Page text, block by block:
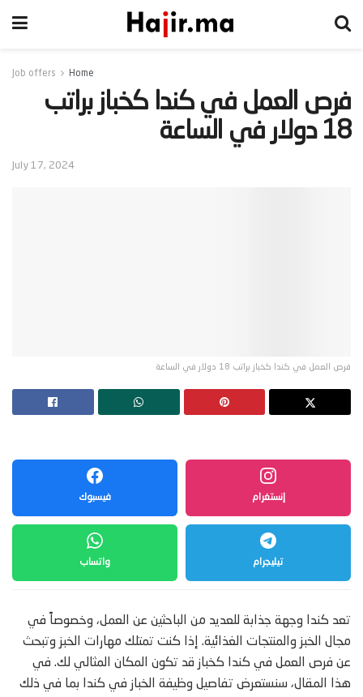
Home
Job offers
‫فرص العمل في كندا كخباز براتب
18 دولار في الساعة‬
July 17, 2024
فرص العمل في كندا كخباز براتب 18 دولار في الساعة
فيسبوك إنستغرام
واتساب تيليجرام
تعد كندا وجهة جذابة للعديد من الباحثين عن العمل، وخصوصاً في
مجال الخبز والمنتجات الغذائية. إذا كنت تمتلك مهارات الخبز وتبحث
عن فرص العمل في كندا كخباز قد تكون المكان المثالي لك. في
هذا المقال، سنستعرض تفاصيل وظيفة الخباز في كندا بما في ذلك